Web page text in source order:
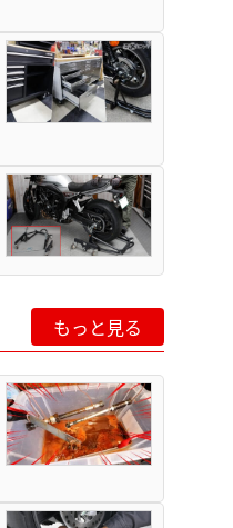
もっと見る